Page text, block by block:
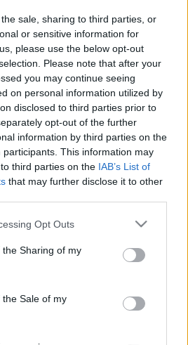
sale, sharing to third parties, or
or sensitive information for
please use the below opt-out
Please note that after your
you may continue seeing
on personal information utilized by
disclosed to third parties prior to
opt-out of the further
information by third parties on the
participants. This information may
third parties on the IAB’s List of
that may further disclose it to other
app uses one or more Google
usage behaviour. You may click to
Google and its third-party tags to
purposes in below Google
Opt Outs
Sharing of my
Sale of my
#stroke#rákbetegség
#herpesz